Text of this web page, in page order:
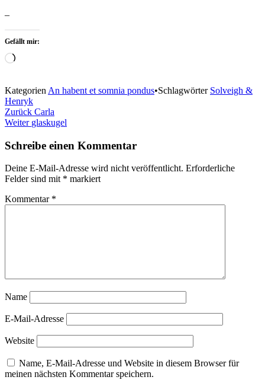
–
Gefällt mir:
Wird
Kategorien An habent et somnia pondus•Schlagwörter Solveigh &
Henryk
Beitragsnavigation
Zurück Carla
Weiter glaskugel
Schreibe einen Kommentar
Deine E-Mail-Adresse wird nicht veröffentlicht. Erforderliche
Felder sind mit * markiert
Kommentar *
Name
E-Mail-Adresse
Website
Name, E-Mail-Adresse und Website in diesem Browser für
meinen nächsten Kommentar speichern.